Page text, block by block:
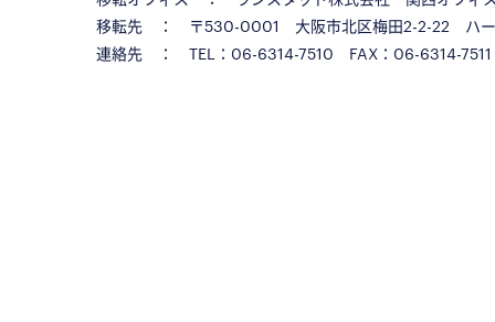
移転先 ： 〒530-0001 大阪市北区梅田2-2-22 ハー
連絡先 ： TEL：06-6314-7510 FAX：06-6314-7511